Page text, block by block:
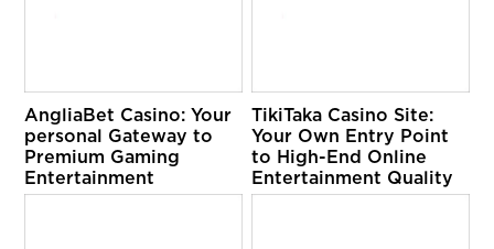
AngliaBet Casino: Your
personal Gateway to
Premium Gaming
Entertainment
TikiTaka Casino Site:
Your Own Entry Point
to High-End Online
Entertainment Quality